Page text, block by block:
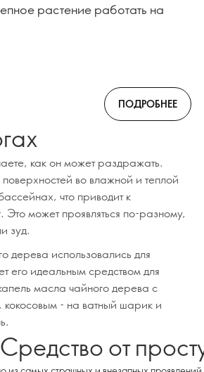
растение работать на
ПОДРОБНЕЕ
как он может раздражать.
во влажной и теплой
что приводит к
может проявляться по-разному,
зуд.
дерева использовались для
его идеальным средством для
масла чайного дерева с
- на ватный шарик и
Средство от